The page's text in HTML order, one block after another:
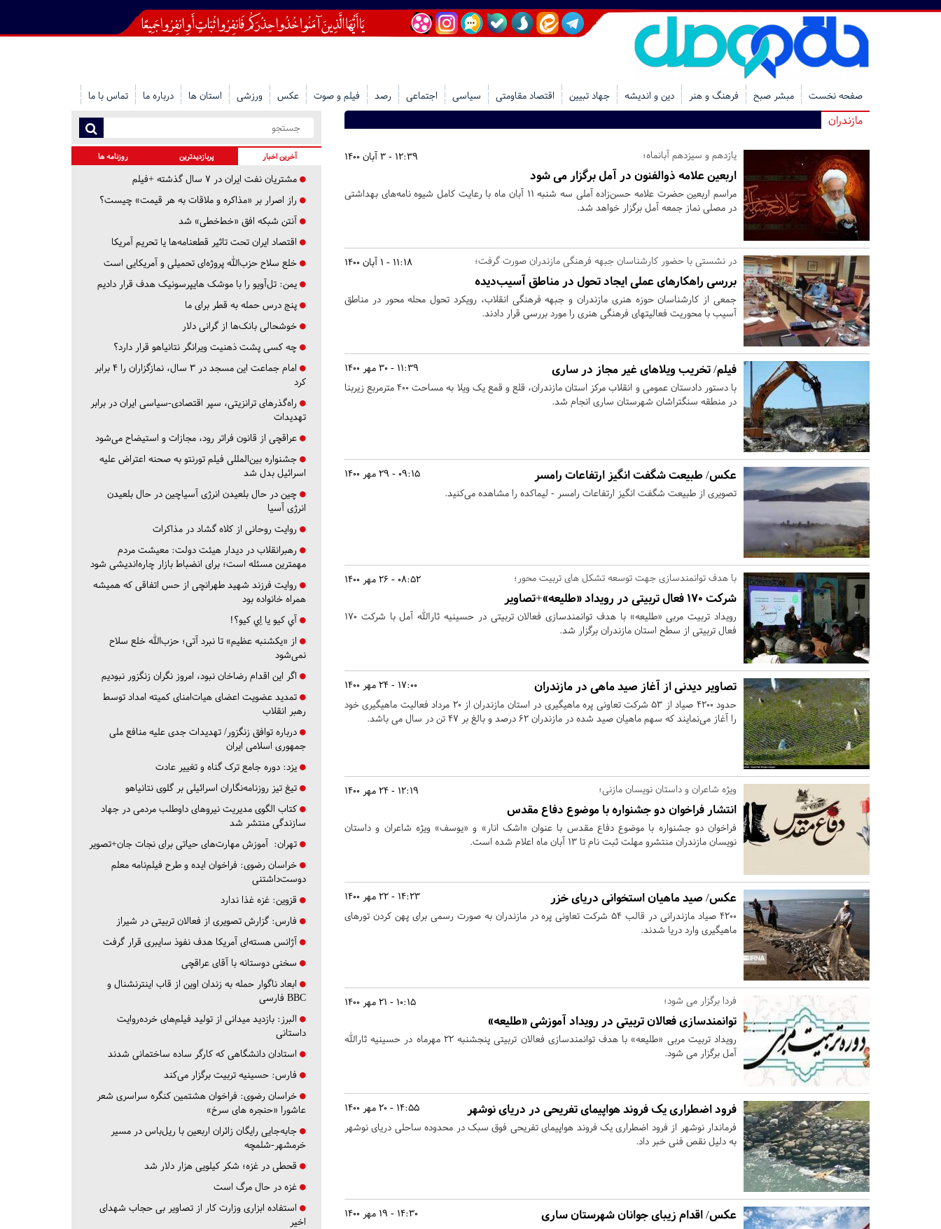
صفحه نخست مبشر صبح فرهنگ و هنر دین و اندیشه جهاد تبیین اقتصاد مقاومتی سیاسی اجتماعی رصد فیلم و صوت عکس ورزشی استان ها درباره ما تماس با ما
مازندران
12:39 - 3 آبان 1400 یازدهم و سیزدهم آبانماه؛
اربعین علامه ذوالفنون در آمل برگزار می شود
مراسم اربعین حضرت علامه حسن‌زاده آملی سه شنبه 11 آبان ماه با رعایت کامل شیوه نامه‌های بهداشتی
در مصلی نماز جمعه آمل برگزار خواهد شد.
11:18 - 1 آبان 1400 در نشستی با حضور کارشناسان جبهه فرهنگی مازندران صورت گرفت؛
بررسی راهکارهای عملی ایجاد تحول در مناطق آسیب‌دیده
جمعی از کارشناسان حوزه هنری مازندران و جبهه فرهنگی انقلاب، رویکرد تحول محله محور در مناطق
آسیب با محوریت فعالیتهای فرهنگی هنری را مورد بررسی قرار دادند.
11:39 - 30 مهر 1400 فیلم/ تخریب ویلاهای غیر مجاز در ساری
با دستور دادستان عمومی و انقلاب مرکز استان مازندران، قلع و قمع یک ویلا به مساحت ۴۰۰ مترمربع زیربنا
در منطقه سنگتراشان شهرستان ساری انجام شد.
09:15 - 29 مهر 1400 عکس/ طبیعت شگفت انگیز ارتفاعات رامسر
تصویری از طبیعت شگفت انگیز ارتفاعات رامسر - لیماکده را مشاهده می‌کنید.
08:52 - 26 مهر 1400 با هدف توانمندسازی جهت توسعه تشکل های تربیت محور؛
شرکت 170 فعال تربیتی در رویداد «طلیعه»+تصاویر
رویداد تربیت مربی «طلیعه» با هدف توانمندسازی فعالان تربیتی در حسینیه ثارالله آمل با شرکت 170
فعال تربیتی از سطح استان مازندران برگزار شد.
17:00 - 24 مهر 1400 تصاویر دیدنی از آغاز صید ماهی در مازندران
حدود ۴۲۰۰ صیاد از ۵۳ شرکت تعاونی پره ماهیگیری در استان مازندران از ۲۰ مرداد فعالیت ماهیگیری خود
را آغاز می‌نمایند که سهم ماهیان صید شده در مازندران ۶۲ درصد و بالغ بر ۴۷ تن در سال می باشد.
12:19 - 24 مهر 1400 ویژه شاعران و داستان نویسان مازنی؛
انتشار فراخوان دو جشنواره با موضوع دفاع مقدس
فراخوان دو جشنواره با موضوع دفاع مقدس با عنوان «اشک انار» و «یوسف» ویژه شاعران و داستان
نویسان مازندران منتشرو مهلت ثبت نام تا 13 آبان ماه اعلام شده است.
14:23 - 22 مهر 1400 عکس/ صید ماهیان استخوانی دریای خزر
۴۲۰۰ صیاد مازندرانی در قالب ۵۴ شرکت تعاونی پره در مازندران به صورت رسمی برای پهن کردن تورهای
ماهیگیری وارد دریا شدند.
10:15 - 21 مهر 1400 فردا برگزار می شود؛
توانمندسازی فعالان تربیتی در رویداد آموزشی «طلیعه»
رویداد تربیت مربی «طلیعه» با هدف توانمندسازی فعالان تربیتی پنجشنبه 22 مهرماه در حسینیه ثارالله
آمل برگزار می شود.
14:55 - 20 مهر 1400 فرود اضطراری یک فروند هواپیمای تفریحی در دریای نوشهر
فرماندار نوشهر از فرود اضطراری یک فروند هواپیمای تفریحی فوق سبک در محدوده ساحلی دریای نوشهر
به دلیل نقص فنی خبر داد.
14:30 - 19 مهر 1400 عکس/ اقدام زیبای جوانان شهرستان ساری
آخرین اخبار پربازدیدترین روزنامه ها
مشتریان نفت ایران در ۷ سال گذشته +فیلم
راز اصرار بر «مذاکره و ملاقات به هر قیمت» چیست؟
آنتن شبکه افق «خط‌خطی» شد
اقتصاد ایران تحت تاثیر قطعنامه‌ها یا تحریم‌ آمریکا
خلع سلاح حزب‌الله پروژه‌ای تحمیلی و آمریکایی است
یمن: تل‌آویو را با موشک هایپرسونیک هدف قرار دادیم
پنج درس‌ حمله به قطر برای ما
خوشحالی بانک‌ها از گرانی دلار
چه کسی پشت ذهنیت ویرانگر نتانیاهو قرار دارد؟
امام جماعت این مسجد در ۳ سال، نمازگزاران را ۴ برابر
کرد
راه‌گذرهای ترانزیتی، سپر اقتصادی-سیاسی ایران در برابر
تهدیدات
عراقچی از قانون فراتر رود، مجازات و استیضاح می‌شود
جشنواره بین‌المللی فیلم تورنتو به صحنه اعتراض علیه
اسرائیل بدل شد
چین در حال بلعیدن انرژی آسیاچین در حال بلعیدن
انرژی آسیا
روایت روحانی از کلاه گشاد در مذاکرات
رهبرانقلاب در دیدار هیئت دولت: معیشت مردم
مهمترین مسئله است؛ برای انضباط بازار چاره‌اندیشی شود
روایت فرزند شهید طهرانچی از حس اتفاقی که همیشه
همراه خانواده بود
آي كيو يا اِي كيو؟!
از «یکشنبه عظیم» تا نبرد آتی؛ حزب‌الله خلع سلاح
نمی‌شود
اگر این اقدام رضاخان نبود، امروز نگران زنگزور نبودیم
تمدید عضویت اعضای هیات‌امنای کمیته امداد توسط
رهبر انقلاب
درباره توافق زنگزور/ تهدیدات جدی علیه منافع ملی
جمهوری اسلامی ایران
یزد: دوره جامع ترک گناه و تغییر عادت
تیغ تیز روزنامه‌نگاران اسرائیلی بر گلوی نتانیاهو
کتاب الگوی مدیریت نیروهای داوطلب مردمی در جهاد
سازندگی منتشر شد
تهران: آموزش مهارت‌های حیاتی برای نجات جان+تصویر
خراسان رضوی: فراخوان ایده و طرح فیلم‌نامه معلم
دوست‌داشتنی
قزوین: غزه غذا ندارد
فارس: گزارش تصویری از فعالان تربیتی در شیراز
آژانس هسته‌ای آمریکا هدف نفوذ سایبری قرار گرفت
سخنی دوستانه با آقای عراقچی
ابعاد ناگوار حمله به زندان اوین از قاب اینترنشنال و
BBC فارسی
البرز: بازدید میدانی از تولید فیلم‌های خرده‌روایت
داستانی
استادان دانشگاهی که کارگر ساده ساختمانی شدند
فارس: حسینیه تربیت برگزار می‌کند
خراسان رضوی: فراخوان هشتمین کنگره سراسری شعر
عاشورا «حنجره های سرخ»
جابه‌جایی رایگان زائران اربعین با ریل‌باس در مسیر
خرمشهر-شلمچه
قحطی در غزه؛ شکر کیلویی هزار دلار شد
غزه در حال مرگ است
استفاده ابزاری وزارت کار از تصاویر بی حجاب شهدای
اخیر